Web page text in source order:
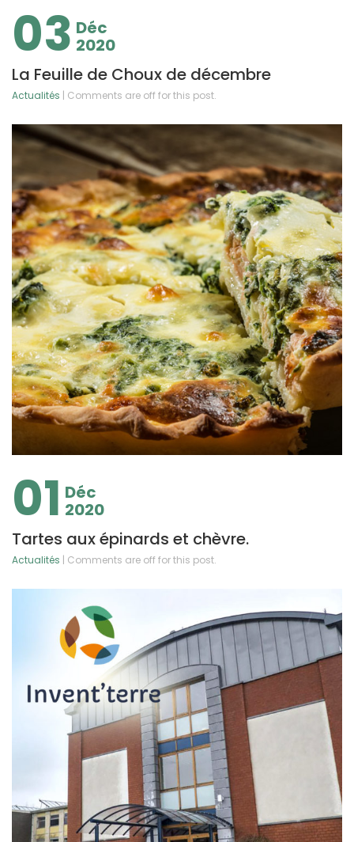
03 Déc
2020
La Feuille de Choux de décembre
Actualités | Comments are off for this post.
01 Déc
2020
Tartes aux épinards et chèvre.
Actualités | Comments are off for this post.